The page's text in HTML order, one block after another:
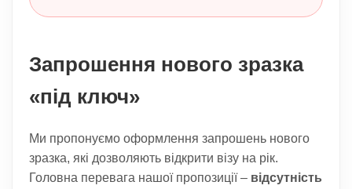
Запрошення нового зразка
«під ключ»
Ми пропонуємо оформлення запрошень нового
зразка, які дозволяють відкрити візу на рік.
Головна перевага нашої пропозиції – відсутність